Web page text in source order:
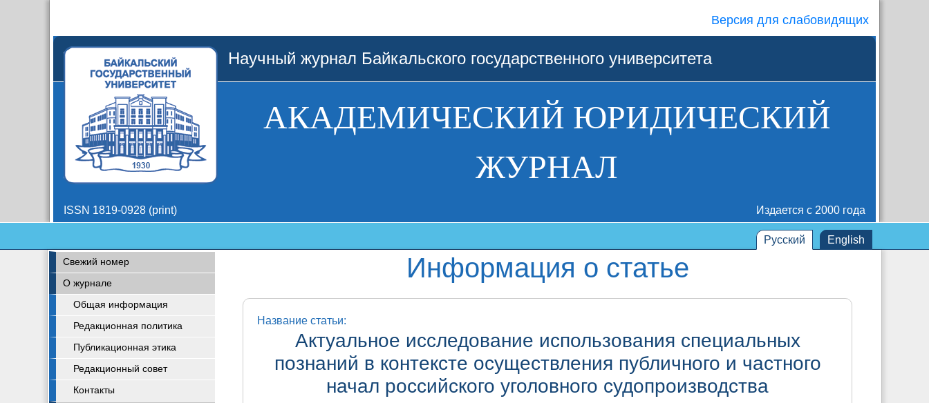
Версия для слабовидящих
Научный журнал Байкальского государственного университета
АКАДЕМИЧЕСКИЙ ЮРИДИЧЕСКИЙ
ЖУРНАЛ
ISSN 1819-0928 (print) Издается с 2000 года
Русский English
Свежий номер
О журнале
Общая информация
Редакционная политика
Публикационная этика
Редакционный совет
Контакты
Информация о статье
Название статьи:
Актуальное исследование использования специальных
познаний в контексте осуществления публичного и частного
начал российского уголовного судопроизводства